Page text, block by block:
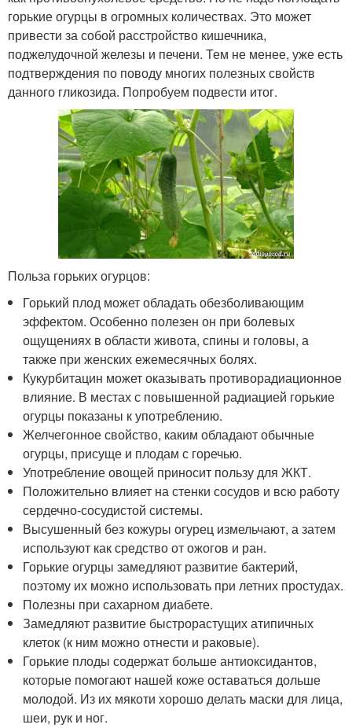
горькие огурцы в огромных количествах. Это может
привести за собой расстройство кишечника,
поджелудочной железы и печени. Тем не менее, уже есть
подтверждения по поводу многих полезных свойств
данного гликозида. Попробуем подвести итог.
Польза горьких огурцов:
Горький плод может обладать обезболивающим
эффектом. Особенно полезен он при болевых
ощущениях в области живота, спины и головы, а
также при женских ежемесячных болях.
Кукурбитацин может оказывать противорадиационное
влияние. В местах с повышенной радиацией горькие
огурцы показаны к употреблению.
Желчегонное свойство, каким обладают обычные
огурцы, присуще и плодам с горечью.
Употребление овощей приносит пользу для ЖКТ.
Положительно влияет на стенки сосудов и всю работу
сердечно-сосудистой системы.
Высушенный без кожуры огурец измельчают, а затем
используют как средство от ожогов и ран.
Горькие огурцы замедляют развитие бактерий,
поэтому их можно использовать при летних простудах.
Полезны при сахарном диабете.
Замедляют развитие быстрорастущих атипичных
клеток (к ним можно отнести и раковые).
Горькие плоды содержат больше антиоксидантов,
которые помогают нашей коже оставаться дольше
молодой. Из их мякоти хорошо делать маски для лица,
шеи, рук и ног.